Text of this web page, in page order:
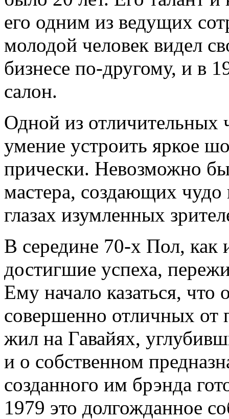
его одним из ведущих
молодой человек видел
бизнесе по-другому, и в
салон.
Одной из отличительных
умение устроить яркое
прически. Невозможно
мастера, создающих чудо
глазах изумленных
В середине 70-х Пол, как
достигшие успеха,
Ему начало казаться,
совершенно отличных
жил на Гавайях,
и о собственном
созданного им брэнда
1979 это долгожданное